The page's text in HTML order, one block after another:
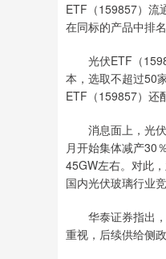
ETF（159857）流
在同标的产品中排名
光伏ETF（
本，选取不超过50
ETF（159857）还
消息面上，光伏
月开始集体减产30
45GW左右。对此
国内光伏玻璃行业
华泰证券指出，
重视，后续供给侧